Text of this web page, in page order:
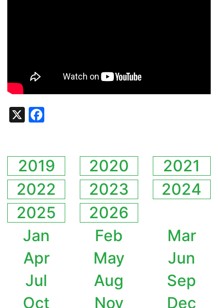
X
2019 2020
2021
2022
2023
2024
2025
2026
Jan
Feb
Mar
Apr
May
Jun
Jul
Aug
Sep
Oct
Nov Dec